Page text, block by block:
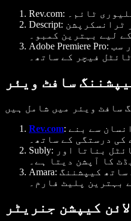
Rev.com:
ٹائم۔
Descript:
کے لیے بہترین کمبو۔
Adobe Premiere Pro:
ٹائٹل فیچر کے ساتھ۔
سافٹ ویئر
Rev.com:
درستگی کے ساتھ۔
Subly:
کا آپشن دیتا ہے۔
Amara:
بہترین پلیٹ فارم۔
کیپشن جنریٹر